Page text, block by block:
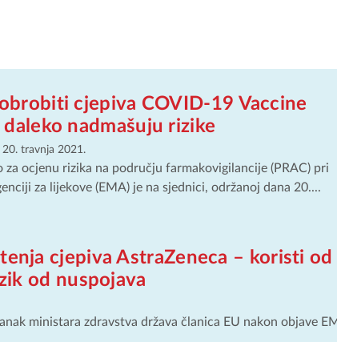
cjepiva COVID-19 Vaccine
daleko nadmašuju rizike
20. travnja 2021.
za ocjenu rizika na području farmakovigilancije (PRAC) pri
za lijekove (EMA) je na sjednici, održanoj dana 20....
cjepiva AstraZeneca – koristi od
od nuspojava
ministara zdravstva država članica EU nakon objave